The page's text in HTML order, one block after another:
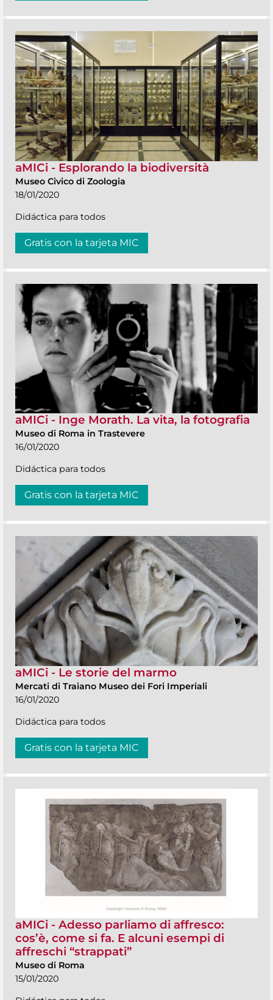
aMICi - Esplorando la biodiversità
Museo Civico di Zoologia
18/01/2020
Didáctica para todos
Gratis con la tarjeta MIC
aMICi - Inge Morath. La vita, la fotografia
Museo di Roma in Trastevere
16/01/2020
Didáctica para todos
Gratis con la tarjeta MIC
aMICi - Le storie del marmo
Mercati di Traiano Museo dei Fori Imperiali
16/01/2020
Didáctica para todos
Gratis con la tarjeta MIC
aMICi - Adesso parliamo di affresco:
cos’è, come si fa. E alcuni esempi di
affreschi “strappati”
Museo di Roma
15/01/2020